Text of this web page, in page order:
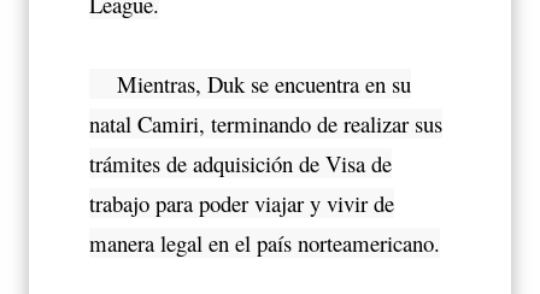
Mientras, Duk se encuentra en su
natal Camiri, terminando de realizar sus
trámites de adquisición de Visa de
trabajo para poder viajar y vivir de
manera legal en el país norteamericano.